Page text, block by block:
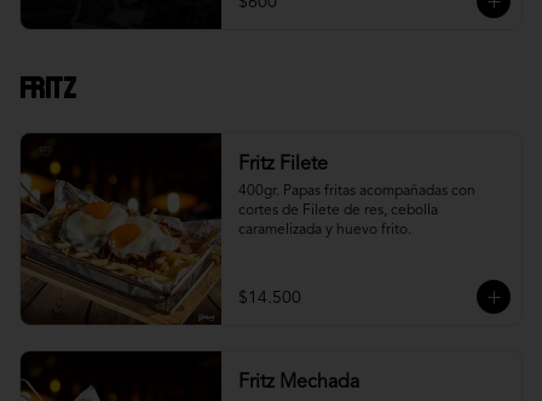
Fritz
Fritz Filete
400gr. Papas fritas acompañadas con
cortes de Filete de res, cebolla
caramelizada y huevo frito.
$14.500
Fritz Mechada